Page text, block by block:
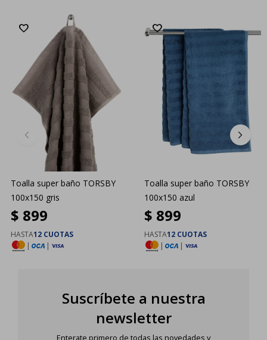
Toalla super baño TORSBY
100x150 gris
$ 899
HASTA12 CUOTAS
|
|
Toalla super baño TORSBY
100x150 azul
$ 899
HASTA12 CUOTAS
|
|
Suscríbete a nuestra
newsletter
Enterate primero de todas las novedades y